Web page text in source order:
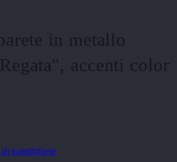
in metallo
accenti color
di spedizione